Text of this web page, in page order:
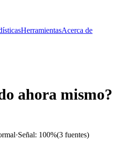
HerramientasAcerca de
ahora mismo?
·Señal: 100%(3 fuentes)